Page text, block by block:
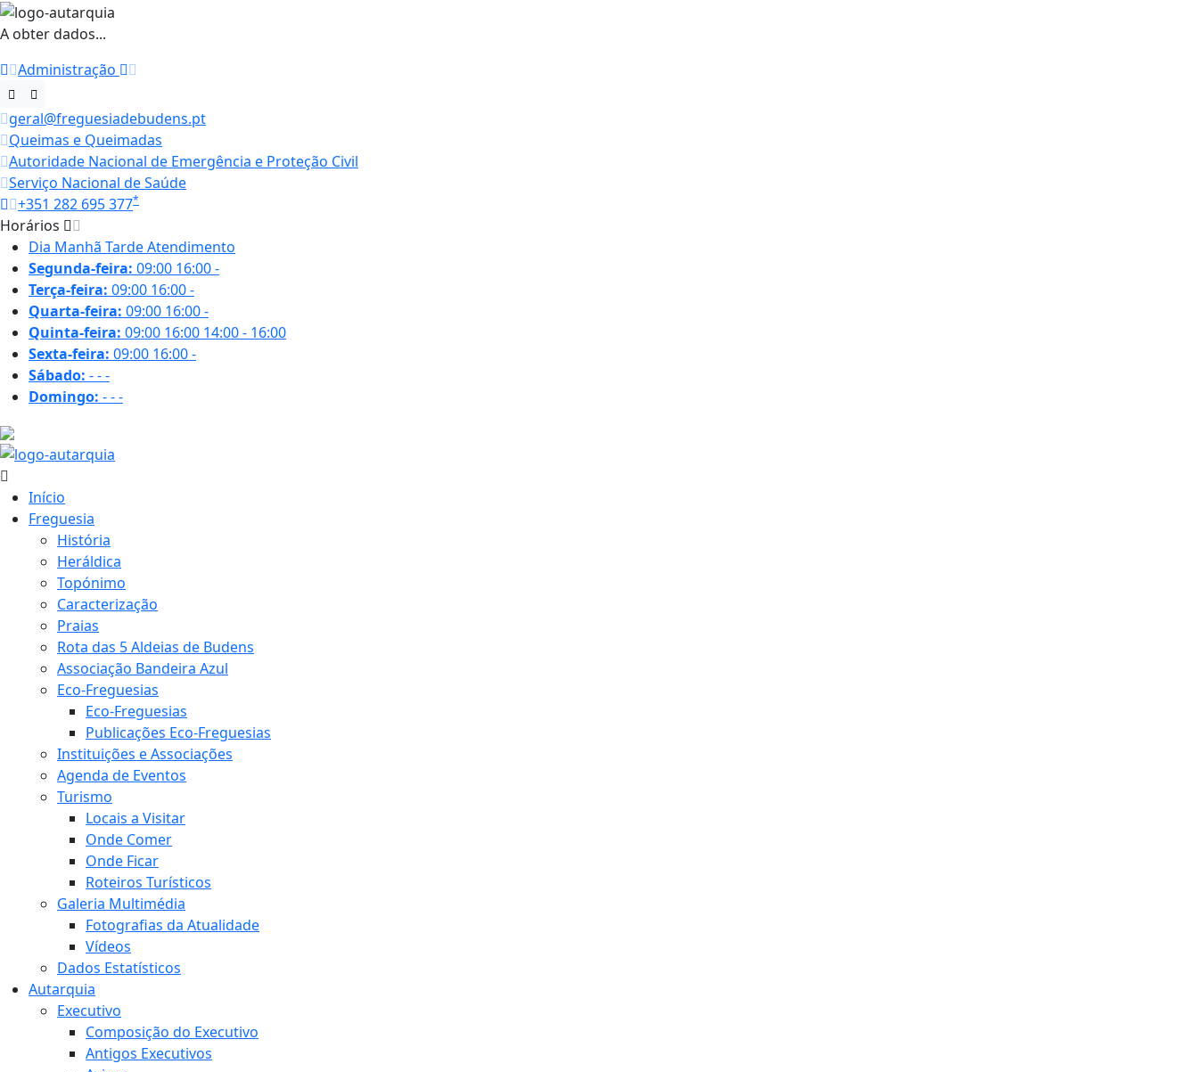
A obter dados...
Administração
geral@freguesiadebudens.pt
Queimas e Queimadas
Autoridade Nacional de Emergência e Proteção Civil
Serviço Nacional de Saúde
+351 282 695 377*
Horários
Dia Manhã TardeAtendimento
Segunda-feira: 09:00 16:00-
Terça-feira: 09:00 16:00-
Quarta-feira: 09:00 16:00-
Quinta-feira: 09:00 16:00 14:00 - 16:00
Sexta-feira: 09:00 16:00-
Sábado: ---
Domingo: ---
Início
Freguesia
História
Heráldica
Topónimo
Caracterização
Praias
Rota das 5 Aldeias de Budens
Associação Bandeira Azul
Eco-Freguesias
Eco-Freguesias
Publicações Eco-Freguesias
Instituições e Associações
Agenda de Eventos
Turismo
Locais a Visitar
Onde Comer
Onde Ficar
Roteiros Turísticos
Galeria Multimédia
Fotografias da Atualidade
Vídeos
Dados Estatísticos
Autarquia
Executivo
Composição do Executivo
Antigos Executivos